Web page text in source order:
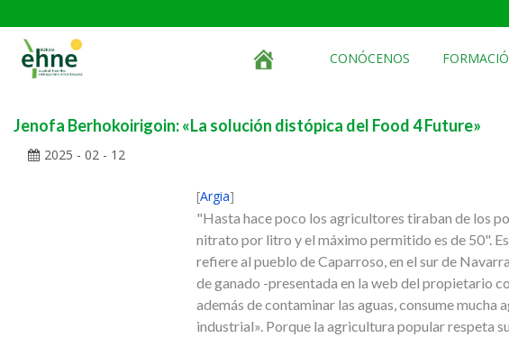
CONÓCENOS
Jenofa Berhokoirigoin: «La solución distópica del Food 4 Future»
2025 - 02 - 12
[Argia]
"Hasta hace poco los agricultores tiraban de los
nitrato por litro y el máximo permitido es de 50".
refiere al pueblo de Caparroso, en el sur de
de ganado -presentada en la web del propietario
además de contaminar las aguas, consume
industrial». Porque la agricultura popular respeta